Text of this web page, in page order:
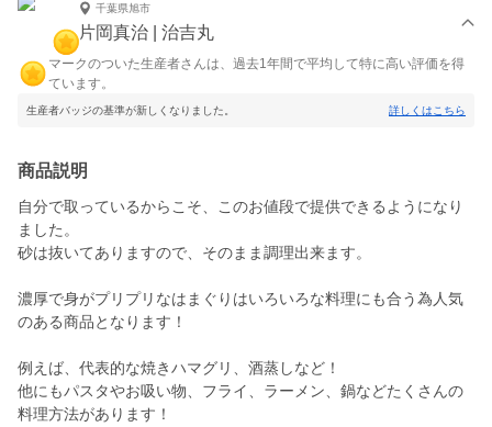
千葉県旭市
片岡真治 | 治吉丸
マークのついた生産者さんは、過去1年間で平均して特に高い評価を得
ています。
生産者バッジの基準が新しくなりました。 詳しくはこちら
商品説明
自分で取っているからこそ、このお値段で提供できるようになり
ました。
砂は抜いてありますので、そのまま調理出来ます。
濃厚で身がプリプリなはまぐりはいろいろな料理にも合う為人気
のある商品となります！
例えば、代表的な焼きハマグリ、酒蒸しなど！
他にもパスタやお吸い物、フライ、ラーメン、鍋などたくさんの
料理方法があります！